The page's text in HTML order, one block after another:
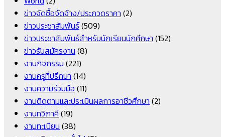
ข่าวจัดซื้อจัดจ้าง/ประกวดราคา (2)
ข่าวประชาสัมพันธ์(509)
ข่าวประชาสัมพันธ์สำหรับนักเรียนนักศึกษา (152)
ข่าวรับสมัครงาน (8)
งานกิจกรรม (221)
งานครูที่ปรึกษา (14)
งานความร่วมมือ (11)
งานติดตามและประเมินผลการอาชีวศึกษา (2)
งานทวิภาคี (19)
งานทะเบียน (38)